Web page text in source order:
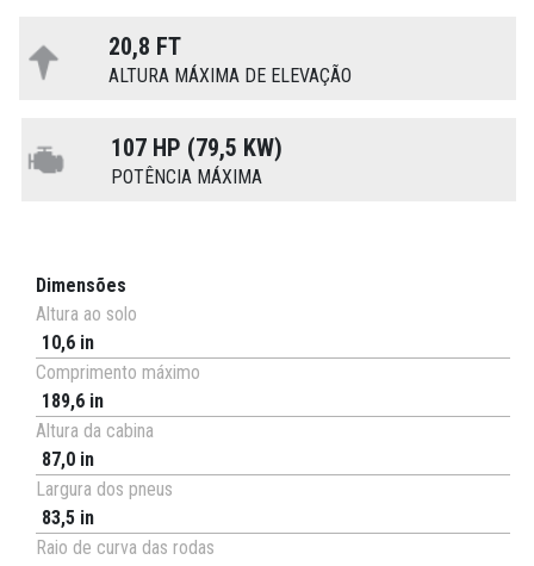
20,8 FT
ALTURA MÁXIMA DE ELEVAÇÃO
107 HP (79,5 KW)
POTÊNCIA MÁXIMA
Dimensões
Altura ao solo
10,6 in
Comprimento máximo
189,6 in
Altura da cabina
87,0 in
Largura dos pneus
83,5 in
Raio de curva das rodas